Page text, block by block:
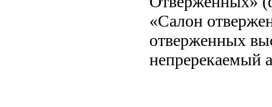
«Салон
отверженных
непререкаемый